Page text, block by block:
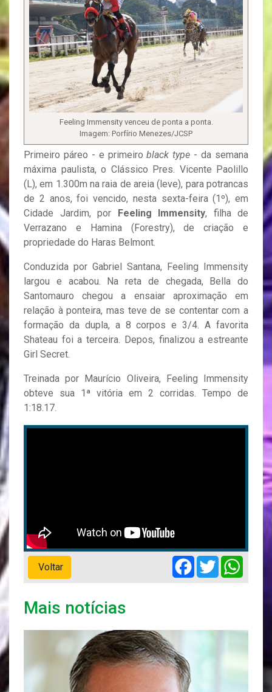
Feeling Immensity venceu de ponta a ponta.
Imagem: Porfírio Menezes/JCSP
Primeiro páreo - e primeiroblack type - da semana
máxima paulista, o Clássico Pres. Vicente Paolillo
(L), em 1.300m na raia de areia (leve), para potrancas
de 2 anos, foi vencido, nesta sexta-feira (1º), em
Cidade Jardim, por Feeling Immensity, filha de
Verrazano e Hamina (Forestry), de criação e
propriedade do Haras Belmont.
Conduzida por Gabriel Santana, Feeling Immensity
largou e acabou. Na reta de chegada, Bella do
Santomauro chegou a ensaiar aproximação em
relação à ponteira, mas teve de se contentar com a
formação da dupla, a 8 corpos e 3/4. A favorita
Shateau foi a terceira. Depos, finalizou a estreante
Girl Secret.
Treinada por Maurício Oliveira, Feeling Immensity
obteve sua 1ª vitória em 2 corridas. Tempo de
1:18.17.
Voltar
Facebook
Twitter
Mais notícias